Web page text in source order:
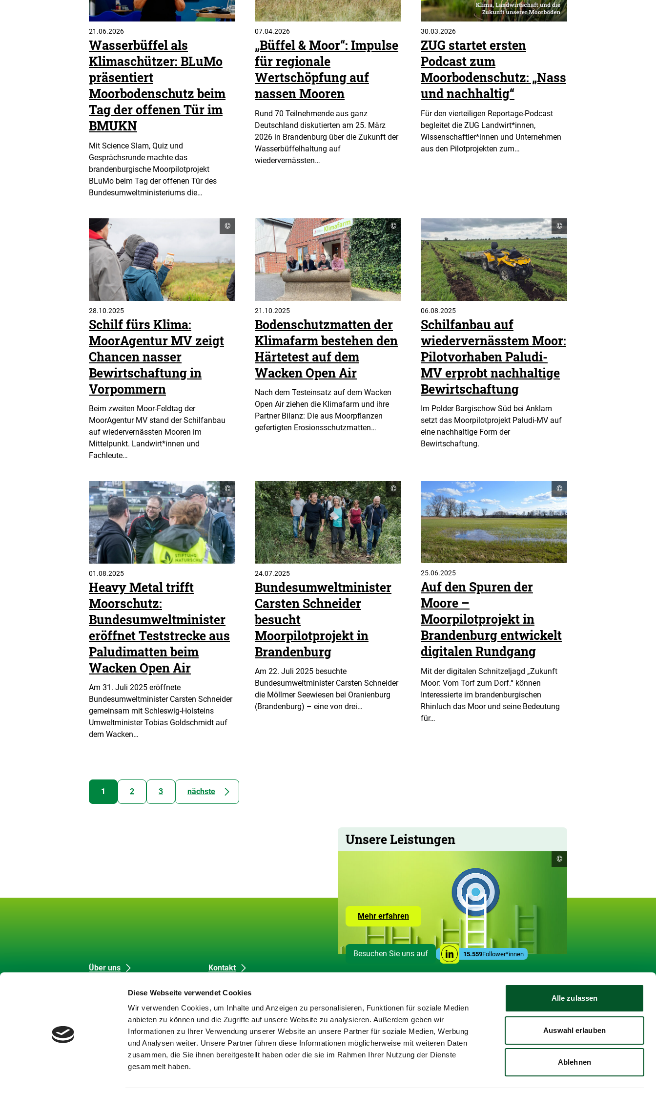
Diese Webseite verwendet Cookies
Wir verwenden Cookies, um Inhalte und Anzeigen zu personalisieren, Funktionen für soziale Medien
anbieten zu können und die Zugriffe auf unsere Website zu analysieren. Außerdem geben wir
Informationen zu Ihrer Verwendung unserer Website an unsere Partner für soziale Medien, Werbung
und Analysen weiter. Unsere Partner führen diese Informationen möglicherweise mit weiteren Daten
zusammen, die Sie ihnen bereitgestellt haben oder die sie im Rahmen Ihrer Nutzung der Dienste
gesammelt haben.
Alle zulassen
Auswahl erlauben
Ablehnen
21.06.2026
Wasserbüffel als
Klimaschützer: BLuMo
präsentiert
Moorbodenschutz beim
Tag der offenen Tür im
BMUKN
Mit Science Slam, Quiz und
Gesprächsrunde machte das
brandenburgische Moorpilotprojekt
BLuMo beim Tag der offenen Tür des
Bundesumweltministeriums die…
07.04.2026
„Büffel & Moor“: Impulse
für regionale
Wertschöpfung auf
nassen Mooren
Rund 70 Teilnehmende aus ganz
Deutschland diskutierten am 25. März
2026 in Brandenburg über die Zukunft der
Wasserbüffelhaltung auf
wiedervernässten…
30.03.2026
ZUG startet ersten
Podcast zum
Moorbodenschutz: „Nass
und nachhaltig“
Für den vierteiligen Reportage-Podcast
begleitet die ZUG Landwirt*innen,
Wissenschaftler*innen und Unternehmen
aus den Pilotprojekten zum…
Copyright
Informationen
©
28.10.2025
Schilf fürs Klima:
MoorAgentur MV zeigt
Chancen nasser
Bewirtschaftung in
Vorpommern
Beim zweiten Moor-Feldtag der
MoorAgentur MV stand der Schilfanbau
auf wiedervernässten Mooren im
Mittelpunkt. Landwirt*innen und
Fachleute…
Copyright
Informationen
öffnen
©
21.10.2025
Bodenschutzmatten der
Klimafarm bestehen den
Härtetest auf dem
Wacken Open Air
Nach dem Testeinsatz auf dem Wacken
Open Air ziehen die Klimafarm und ihre
Partner Bilanz: Die aus Moorpflanzen
gefertigten Erosionsschutzmatten…
Copyright
Informationen
öffnen
©
06.08.2025
Schilfanbau auf
wiedervernässtem Moor:
Pilotvorhaben Paludi-
MV erprobt nachhaltige
Bewirtschaftung
Im Polder Bargischow Süd bei Anklam
setzt das Moorpilotprojekt Paludi-MV auf
eine nachhaltige Form der
Bewirtschaftung.
Copyright
Informationen
öffnen
©
01.08.2025
Heavy Metal trifft
Moorschutz:
Bundesumweltminister
eröffnet Teststrecke aus
Paludimatten beim
Wacken Open Air
Am 31. Juli 2025 eröffnete
Bundesumweltminister Carsten Schneider
gemeinsam mit Schleswig-Holsteins
Umweltminister Tobias Goldschmidt auf
dem Wacken…
Copyright
Informationen
öffnen
©
24.07.2025
Bundesumweltminister
Carsten Schneider
besucht
Moorpilotprojekt in
Brandenburg
Am 22. Juli 2025 besuchte
Bundesumweltminister Carsten Schneider
die Möllmer Seewiesen bei Oranienburg
(Brandenburg) – eine von drei…
Copyright
Informationen
öffnen
©
25.06.2025
Auf den Spuren der
Moore –
Moorpilotprojekt in
Brandenburg entwickelt
digitalen Rundgang
Mit der digitalen Schnitzeljagd „Zukunft
Moor: Vom Torf zum Dorf.“ können
Interessierte im brandenburgischen
Rhinluch das Moor und seine Bedeutung
für…
1 2 3 nächste
Unsere Leistungen
Mehr erfahrenZur
Seite
mit
den
Leistungen
der
Besuchen Sie uns auf
Social
Media
Links
Linkedin
15.559Follower*innen
Copyright
Informationen
©
Unsere
Über uns
Strategische Aufgaben
Datenschutz
Barrierefreiheit
Kontakt
Cookie-Erklärung
Datenschutz
Impressum
Barrierefreiheit
Barriere melden